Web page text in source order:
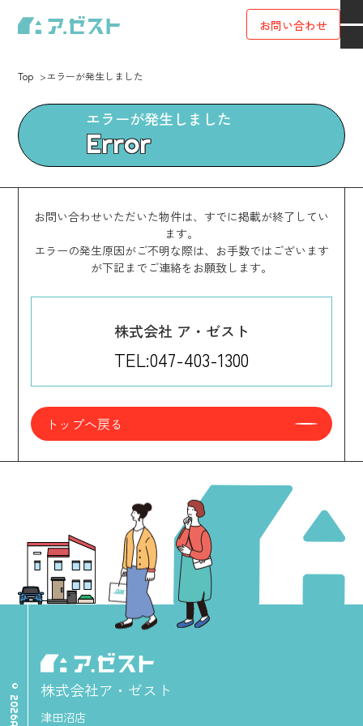
お問い合わせ
Top エラーが発生しました
エラーが発生しました
Error
お問い合わせいただいた物件は、すでに掲載が終了してい
ます。
エラーの発生原因がご不明な際は、お手数ではございます
が下記までご連絡をお願致します。
株式会社 ア・ゼスト
TEL:047-403-1300
トップへ戻る
株式会社ア・ゼスト
津田沼店